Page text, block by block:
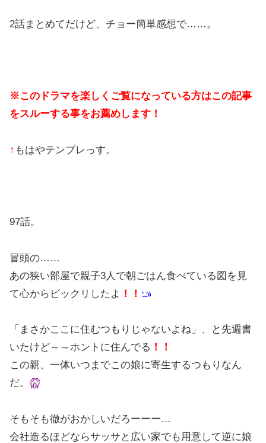
2話まとめてだけど、チョー簡単感想で……。
※このドラマを楽しくご覧になっている方はこの記事
をスルーする事をお薦めします！
↑ もはやテンプレっす。
97話。
冒頭の……
あの狭い部屋で親子3人で朝ごはん食べている図を見
て心からビックリしたよ ！！
「まさかここに住むつもりじゃないよね」、と先週書
いたけど～～ホントに住んでる ！！
この親、一体いつまでこの娘に寄生するつもりなん
だ。
そもそも徹がおかしいだろーーー…
会社造るほどならサッサと広い家でも用意して逆に娘